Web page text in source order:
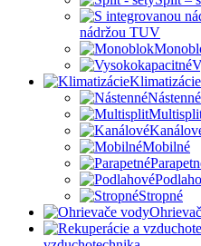
nádržou TUV
Klimatizácie
Nástenné
Mobilné
Stropné